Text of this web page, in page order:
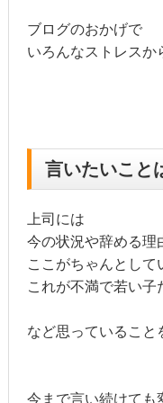
ブログのおかげで
いろんなストレスか
言いたいこと
上司には
今の状況や辞める理
ここがちゃんとして
これが不満で若い子
など思っていること
今まで言い続けても